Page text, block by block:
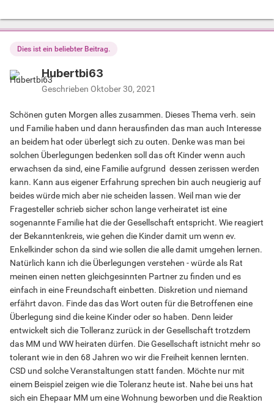
Dies ist ein beliebter Beitrag.
Hubertbi63
Geschrieben Oktober 30, 2021
Schönen guten Morgen alles zusammen. Dieses Thema verh. sein
und Familie haben und dann herausfinden das man auch Interesse
an beidem hat oder überlegt sich zu outen. Denke was man bei
solchen Überlegungen bedenken soll das oft Kinder wenn auch
erwachsen da sind, eine Familie aufgrund dessen zerissen werden
kann. Kann aus eigener Erfahrung sprechen bin auch neugierig auf
beides würde mich aber nie scheiden lassen. Weil man wie der
Fragesteller schrieb sicher schon lange verheiratet ist eine
sogenannte Familie hat die der Gesellschaft entspricht. Wie reagiert
der Bekanntenkreis, wie gehen die Kinder damit um wenn ev.
Enkelkinder schon da sind wie sollen die alle damit umgehen lernen.
Natürlich kann ich die Überlegungen verstehen - würde als Rat
meinen einen netten gleichgesinnten Partner zu finden und es
einfach in eine Freundschaft einbetten. Diskretion und niemand
erfährt davon. Finde das das Wort outen für die Betroffenen eine
Überlegung sind die keine Kinder oder so haben. Denn leider
entwickelt sich die Tolleranz zurück in der Gesellschaft trotzdem
das MM und WW heiraten dürfen. Die Gesellschaft istnicht mehr so
tolerant wie in den 68 Jahren wo wir die Freiheit kennen lernten.
CSD und solche Veranstaltungen statt fanden. Möchte nur mit
einem Beispiel zeigen wie die Toleranz heute ist. Nahe bei uns hat
sich ein Ehepaar MM um eine Wohnung beworben und die Reaktion